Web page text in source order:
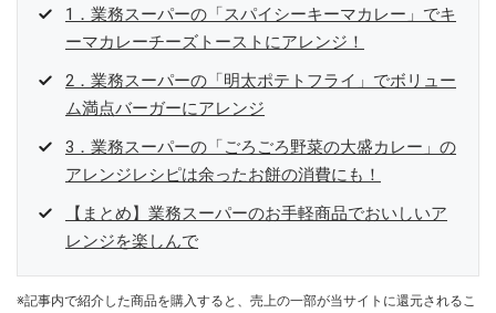
1．業務スーパーの「スパイシーキーマカレー」でキ
ーマカレーチーズトーストにアレンジ！
2．業務スーパーの「明太ポテトフライ」でボリュー
ム満点バーガーにアレンジ
3．業務スーパーの「ごろごろ野菜の大盛カレー」の
アレンジレシピは余ったお餅の消費にも！
【まとめ】業務スーパーのお手軽商品でおいしいア
レンジを楽しんで
※記事内で紹介した商品を購入すると、売上の一部が当サイトに還元されるこ